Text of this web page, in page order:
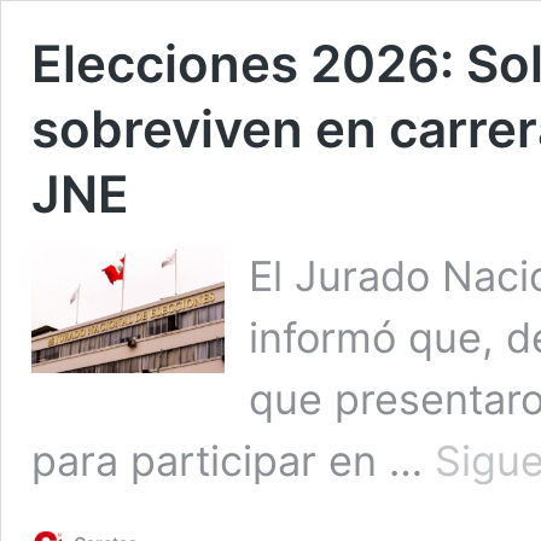
Elecciones 2026:
sobreviven en
JNE
El Jurado
informó que,
que
para participar en …